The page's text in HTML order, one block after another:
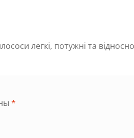
легкі, потужні та відносно
*